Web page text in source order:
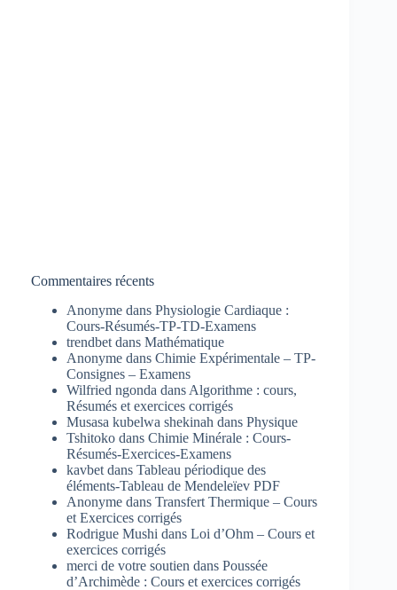
Commentaires récents
Anonyme dans Physiologie Cardiaque :
Cours-Résumés-TP-TD-Examens
trendbet dans Mathématique
Anonyme dans Chimie Expérimentale – TP-
Consignes – Examens
Wilfried ngonda dans Algorithme : cours,
Résumés et exercices corrigés
Musasa kubelwa shekinah dans Physique
Tshitoko dans Chimie Minérale : Cours-
Résumés-Exercices-Examens
kavbet dans Tableau périodique des
éléments-Tableau de Mendeleïev PDF
Anonyme dans Transfert Thermique – Cours
et Exercices corrigés
Rodrigue Mushi dans Loi d’Ohm – Cours et
exercices corrigés
merci de votre soutien dans Poussée
d’Archimède : Cours et exercices corrigés